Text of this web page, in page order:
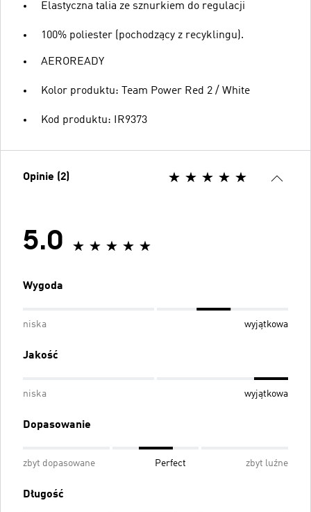
Elastyczna talia ze sznurkiem do regulacji
100% poliester (pochodzący z recyklingu).
AEROREADY
Kolor produktu: Team Power Red 2 / White
Kod produktu: IR9373
Opinie (2)
5.0
Wygoda
niska wyjątkowa
Jakość
niska wyjątkowa
Dopasowanie
zbyt dopasowane Perfect zbyt luźne
Długość